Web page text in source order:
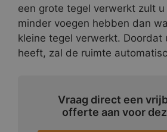
een grote tegel verwerkt zult
minder voegen hebben dan
kleine tegel verwerkt. Doordat
heeft, zal de ruimte
Vraag direct een
offerte aan voor